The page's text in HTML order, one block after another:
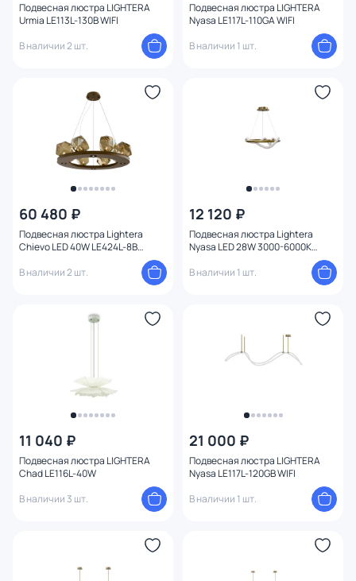
Подвесная люстра LIGHTERA
Urmia LE113L-130B WIFI
В наличии 2 шт.
Подвесная люстра LIGHTERA
Nyasa LE117L-110GA WIFI
В наличии 1 шт.
60 480 ₽
Подвесная люстра Lightera
Chievo LED 40W LE424L-8B
В наличии 2 шт.
12 120 ₽
Подвесная люстра Lightera
Nyasa LED 28W 3000-6000К
В наличии 1 шт.
11 040 ₽
Подвесная люстра LIGHTERA
Chad LE116L-40W
В наличии 3 шт.
21 000 ₽
Подвесная люстра LIGHTERA
Nyasa LE117L-120GB WIFI
В наличии 1 шт.
Цвет арматуры
Высота (мм)
Ширина (мм)
Длина (мм)
Диаметр (мм)
1
Оформление
Конструкция